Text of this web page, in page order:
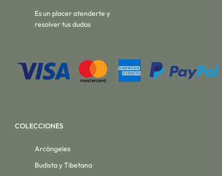
Es un placer atenderte y
resolver tus dudas
COLECCIONES
Arcángeles
Budista y Tibetana